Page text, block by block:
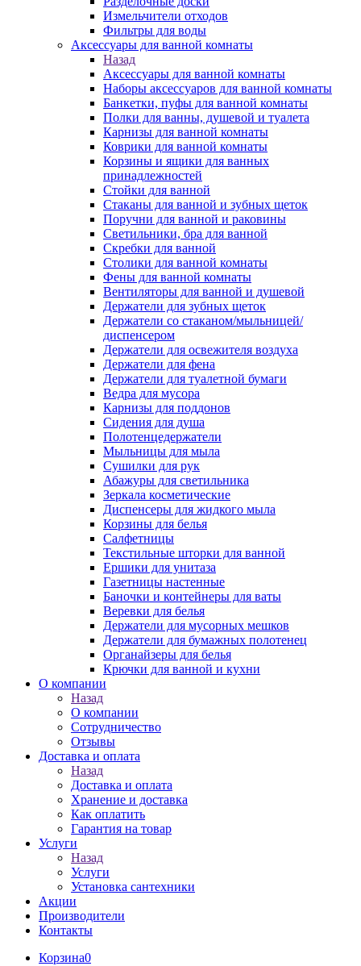
Измельчители отходов
Фильтры для воды
Аксессуары для ванной комнаты
Назад
Аксессуары для ванной комнаты
Наборы аксессуаров для ванной комнаты
Банкетки, пуфы для ванной комнаты
Полки для ванны, душевой и туалета
Карнизы для ванной комнаты
Коврики для ванной комнаты
Корзины и ящики для ванных
принадлежностей
Стойки для ванной
Стаканы для ванной и зубных щеток
Поручни для ванной и раковины
Светильники, бра для ванной
Скребки для ванной
Столики для ванной комнаты
Фены для ванной комнаты
Вентиляторы для ванной и душевой
Держатели для зубных щеток
Держатели со стаканом/мыльницей/
диспенсером
Держатели для освежителя воздуха
Держатели для фена
Держатели для туалетной бумаги
Ведра для мусора
Карнизы для поддонов
Сидения для душа
Полотенцедержатели
Мыльницы для мыла
Сушилки для рук
Абажуры для светильника
Зеркала косметические
Диспенсеры для жидкого мыла
Корзины для белья
Салфетницы
Текстильные шторки для ванной
Ершики для унитаза
Газетницы настенные
Баночки и контейнеры для ваты
Веревки для белья
Держатели для мусорных мешков
Держатели для бумажных полотенец
Органайзеры для белья
Крючки для ванной и кухни
О компании
Назад
О компании
Сотрудничество
Отзывы
Доставка и оплата
Назад
Доставка и оплата
Хранение и доставка
Как оплатить
Гарантия на товар
Услуги
Назад
Услуги
Установка сантехники
Акции
Производители
Контакты
Корзина0